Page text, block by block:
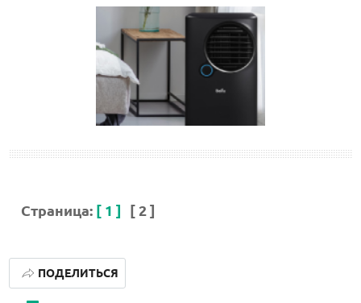
Страница: [ 1 ] [ 2 ]
ПОДЕЛИТЬСЯ